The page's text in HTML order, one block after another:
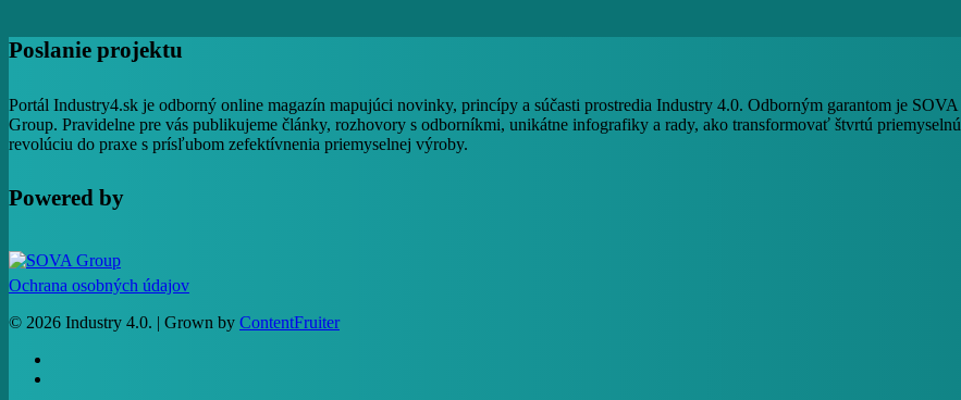
Poslanie projektu
Portál Industry4.sk je odborný online magazín mapujúci novinky, princípy a súčasti prostredia Industry 4.0. Odborným garantom je SOVA
Group. Pravidelne pre vás publikujeme články, rozhovory s odborníkmi, unikátne infografiky a rady, ako transformovať štvrtú priemyselnú
revolúciu do praxe s prísľubom zefektívnenia priemyselnej výroby.
Powered by
Ochrana osobných údajov
© 2026 Industry 4.0. | Grown by ContentFruiter